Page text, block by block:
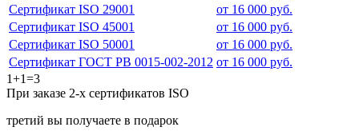
Сертификат ISO 29001
от 16 000 руб.
Сертификат ISO 45001
от 16 000 руб.
Сертификат ISO 50001
от 16 000 руб.
Сертификат ГОСТ РВ 0015-002-2012 от 16 000 руб.
1+1=3
При заказе 2-х сертификатов ISO
третий вы получаете в подарок